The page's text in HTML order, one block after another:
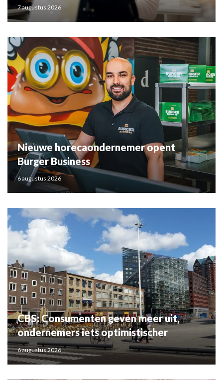
7 augustus 2026
Nieuwe horecaondernemer opent
Burger Business
6 augustus 2026
CBS: Consumenten geven meer uit,
ondernemers iets optimistischer
6 augustus 2026